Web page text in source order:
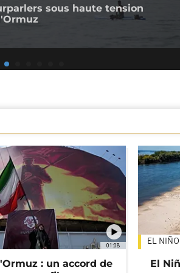
sous haute tension
01:08
: un accord de
EL NIÑO
El